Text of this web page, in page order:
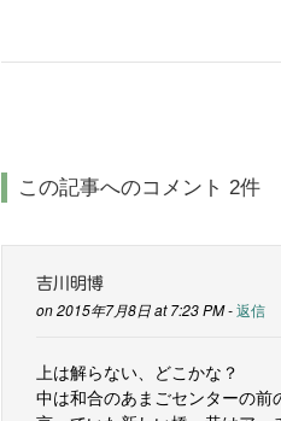
この記事へのコメント 2件
吉川明博
on 2015年7月8日 at 7:23 PM -返信
上は解らない、どこかな？
中は和合のあまごセンターの